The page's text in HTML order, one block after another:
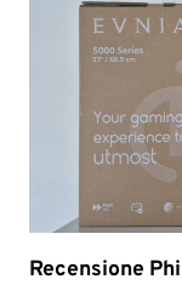
Recensione